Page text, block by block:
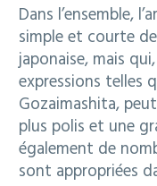
Dans l’ensemble,
simple et courte
japonaise, mais
expressions telles
Gozaimashita,
plus polis et une
également de
sont appropriées